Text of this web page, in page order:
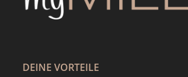
DEINE VORTEILE